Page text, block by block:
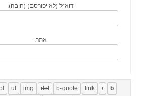
דוא"ל (לא יפורסם) (חובה):
אתר: